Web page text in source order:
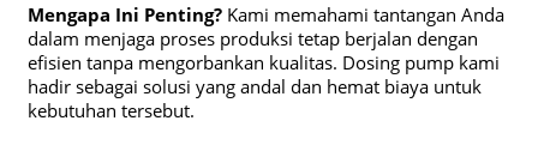
Mengapa Ini Penting?Kami memahami tantangan Anda
dalam menjaga proses produksi tetap berjalan dengan
efisien tanpa mengorbankan kualitas. Dosing pump kami
hadir sebagai solusi yang andal dan hemat biaya untuk
kebutuhan tersebut.